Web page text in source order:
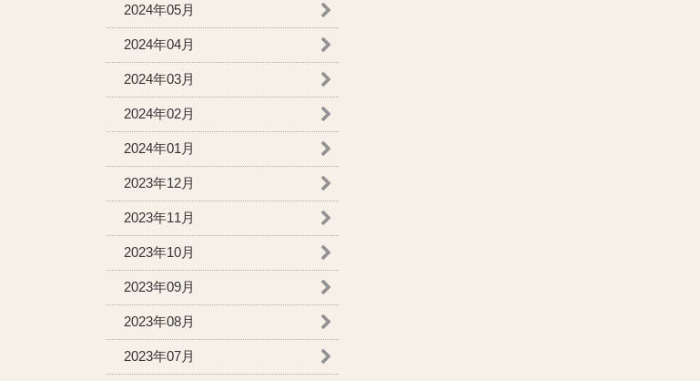
2024年05月
2024年04月
2024年03月
2024年02月
2024年01月
2023年12月
2023年11月
2023年10月
2023年09月
2023年08月
2023年07月